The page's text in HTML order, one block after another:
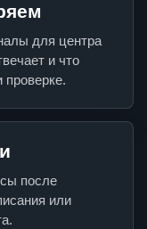
для центра
и что
проверке.
после
или